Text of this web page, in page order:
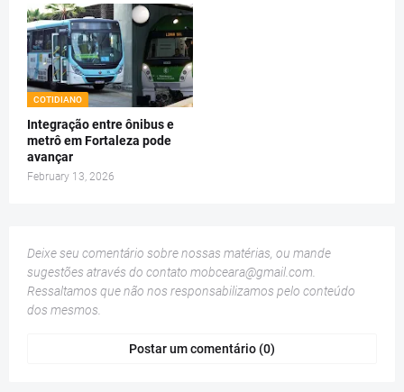
COTIDIANO
Integração entre ônibus e
metrô em Fortaleza pode
avançar
February 13, 2026
Deixe seu comentário sobre nossas matérias, ou mande
sugestões através do contato mobceara@gmail.com
Ressaltamos que não nos responsabilizamos pelo conteúdo
dos mesmos.
Postar um comentário (0)